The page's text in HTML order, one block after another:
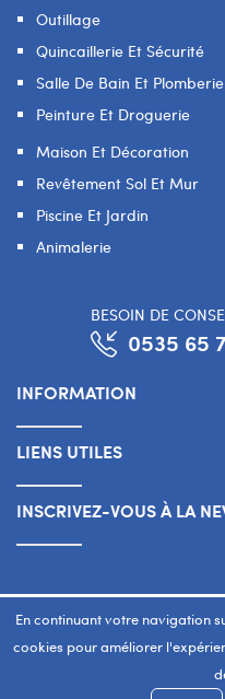
En continuant votre navigation
cookies pour améliorer
Outillage
Quincaillerie Et Sécurité
Salle De Bain Et Plomberie
Peinture Et Droguerie
Maison Et Décoration
Revêtement Sol Et Mur
Piscine Et Jardin
Animalerie
BESOIN DE
0535 65
INFORMATION
LIENS UTILES
INSCRIVEZ-VOUS À LA
Copyright 2026 ©